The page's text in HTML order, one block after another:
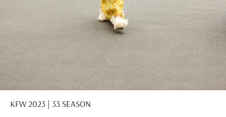
KFW 2023 | 33 SEASON